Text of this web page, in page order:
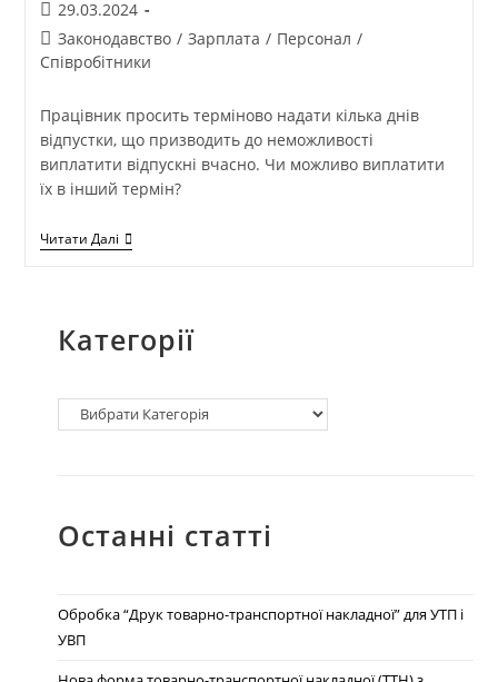
29.03.2024
Законодавство / Зарплата / Персонал /
Співробітники
Працівник просить терміново надати кілька днів
відпустки, що призводить до неможливості
виплатити відпускні вчасно. Чи можливо виплатити
їх в інший термін?
Читати Далі
Категорії
Останні статті
Обробка “Друк товарно-транспортної накладної” для УТП і
УВП